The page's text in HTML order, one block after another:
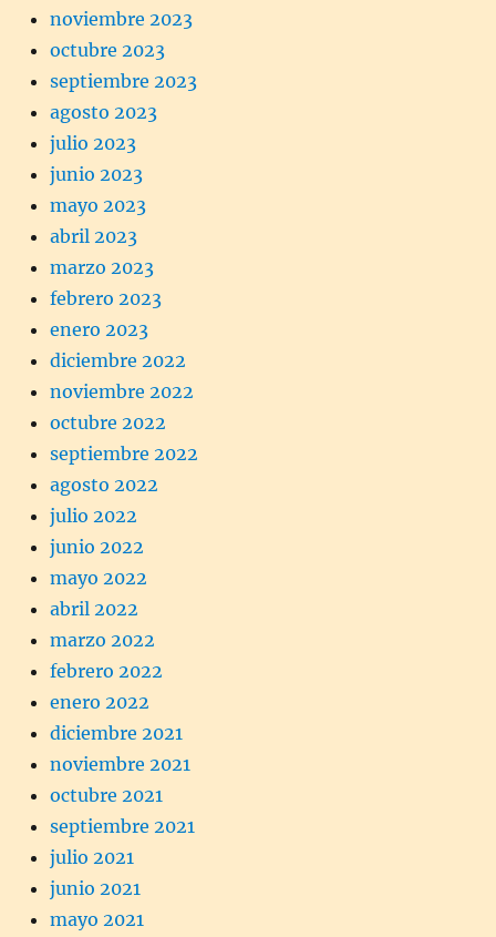
noviembre 2023
octubre 2023
septiembre 2023
agosto 2023
julio 2023
junio 2023
mayo 2023
abril 2023
marzo 2023
febrero 2023
enero 2023
diciembre 2022
noviembre 2022
octubre 2022
septiembre 2022
agosto 2022
julio 2022
junio 2022
mayo 2022
abril 2022
marzo 2022
febrero 2022
enero 2022
diciembre 2021
noviembre 2021
octubre 2021
septiembre 2021
julio 2021
junio 2021
mayo 2021